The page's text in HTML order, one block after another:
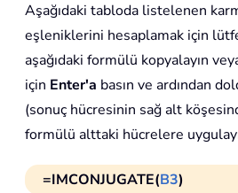
Aşağıdaki tabloda listelenen
eşleniklerini hesaplamak için
aşağıdaki formülü kopyalayın
için Enter'a basın ve ardından
(sonuç hücresinin sağ alt
formülü alttaki hücrelere
=IMCONJUGATE(B3)